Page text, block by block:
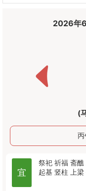
2026年
(
丙
宜
祭祀 祈福 斋醮
起基 竖柱 上梁